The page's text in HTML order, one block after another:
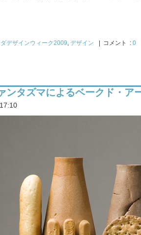
デザインウィーク2009, デザイン | コメント : 0
ンタズマによるベークド・ア